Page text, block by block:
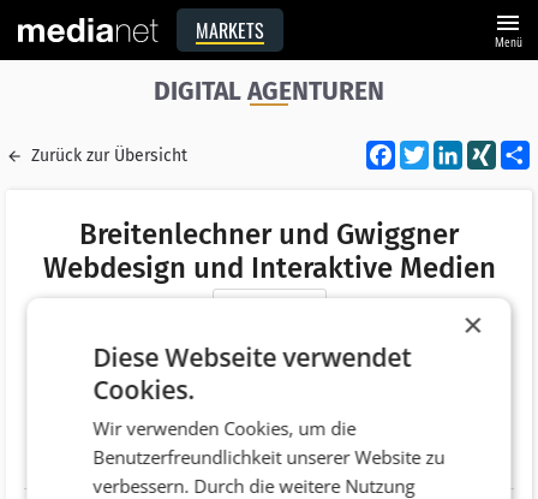
MARKETS menu
Menü
DIGITAL AGENTUREN
Zurück zur Übersicht Facebook
Twitter XING
Breitenlechner und Gwiggner
Webdesign und Interaktive Medien
Adresse
Dorf, Oberau 285
Telefonnummer
+43 (5339) 2597
Website http://www.wildweb.at
×
Diese Webseite verwendet
Cookies.
Wir verwenden Cookies, um die
Benutzerfreundlichkeit unserer Website zu
verbessern. Durch die weitere Nutzung